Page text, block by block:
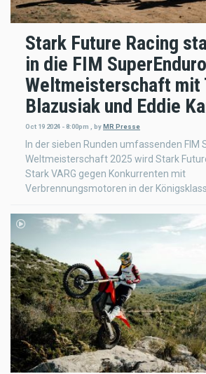
Stark Future Racing
in die FIM SuperEnduro
Weltmeisterschaft mit
Blazusiak und Eddie
Oct 19 2024 - 8:00pm byMR Presse
In der sieben Runden umfassenden FIM
Weltmeisterschaft 2025 wird Stark
Stark VARG gegen Konkurrenten mit
Verbrennungsmotoren in der